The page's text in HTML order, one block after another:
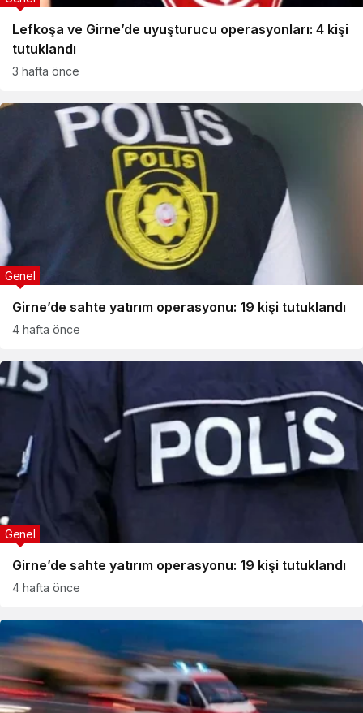
Lefkoşa ve Girne’de uyuşturucu operasyonları: 4 kişi
tutuklandı
3 hafta önce
Girne’de sahte yatırım operasyonu: 19 kişi tutuklandı
Genel
4 hafta önce
Girne’de sahte yatırım operasyonu: 19 kişi tutuklandı
Genel
4 hafta önce